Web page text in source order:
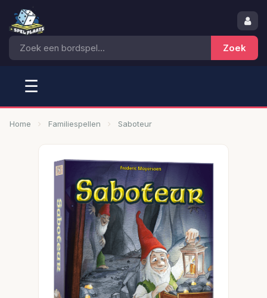
☰
Home Familiespellen Saboteur